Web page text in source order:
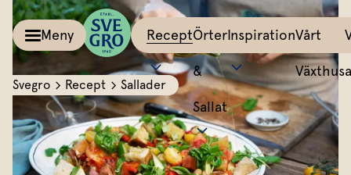
Meny
Recept
Örter &
Recept
Kalla såser & Röror
Pesto
Tillbehör
Potatis
Örter
&
Sallat
Allt om färska örter
Basilika
Salvia
Inspiration
Matinspiration
Bästa peston
Sväng
Vårt
Växthus
Svegro Recept Sallader